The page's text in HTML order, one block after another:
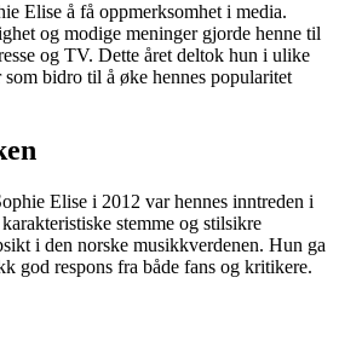
Elise å få oppmerksomhet i media.
og modige meninger gjorde henne til
og TV. Dette året deltok hun i ulike
bidro til å øke hennes popularitet
Elise i 2012 var hennes inntreden i
stemme og stilsikre
i den norske musikkverdenen. Hun ga
god respons fra både fans og kritikere.